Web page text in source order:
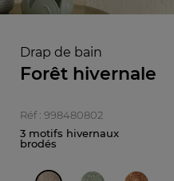
Drap de bain
Forêt hivernale
Réf : 998480802
3 motifs hivernaux
brodés